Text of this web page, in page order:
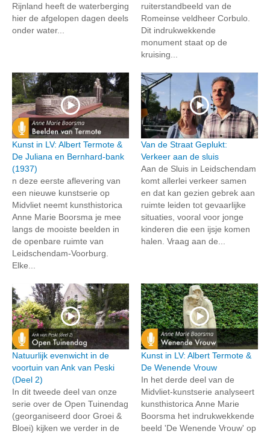
Rijnland heeft de waterberging
hier de afgelopen dagen deels
onder water...
ruiterstandbeeld van de
Romeinse veldheer Corbulo.
Dit indrukwekkende
monument staat op de
kruising...
Kunst in LV: Albert Termote &
De Juliana en Bernhard-bank
(1937)
n deze eerste aflevering van
een nieuwe kunstserie op
Midvliet neemt kunsthistorica
Anne Marie Boorsma je mee
langs de mooiste beelden in
de openbare ruimte van
Leidschendam-Voorburg.
Elke...
Van de Straat Geplukt:
Verkeer aan de sluis
Aan de Sluis in Leidschendam
komt allerlei verkeer samen
en dat kan gezien gebrek aan
ruimte leiden tot gevaarlijke
situaties, vooral voor jonge
kinderen die een ijsje komen
halen. Vraag aan de...
Natuurlijk evenwicht in de
voortuin van Ank van Peski
(Deel 2)
In dit tweede deel van onze
serie over de Open Tuinendag
(georganiseerd door Groei &
Bloei) kijken we verder in de
Kunst in LV: Albert Termote &
De Wenende Vrouw
In het derde deel van de
Midvliet-kunstserie analyseert
kunsthistorica Anne Marie
Boorsma het indrukwekkende
beeld 'De Wenende Vrouw' op